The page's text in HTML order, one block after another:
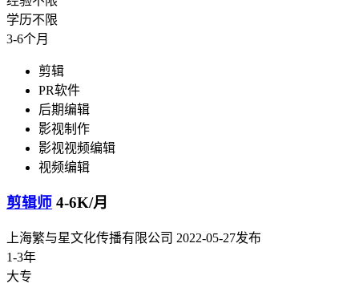
学历不限
3-6个月
剪辑
PR软件
后期编辑
影视制作
影视视频编辑
视频编辑
剪辑师 4-6K/月
上海繁与星文化传播有限公司 2022-05-27发布
1-3年
大专